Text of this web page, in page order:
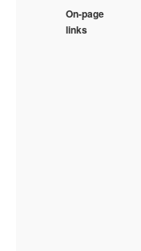
On-page
links